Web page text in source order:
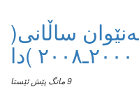
ساڵانی(
٢٠٠٠ـ٢٠٠٨ )دا
9 مانگ پێش ئێستا